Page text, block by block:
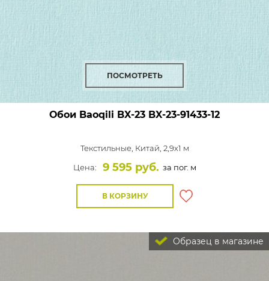
ПОСМОТРЕТЬ
Обои Baoqili BX-23 BX-23-91433-12
Текстильные, Китай, 2,9x1 м
Цена:
9 595 руб. за пог. м
В КОРЗИНУ
Образец в магазине